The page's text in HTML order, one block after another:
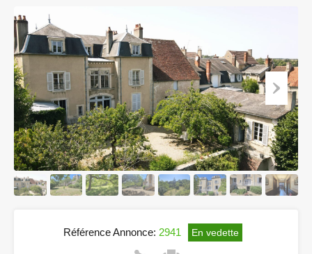
Référence Annonce: 2941 En vedette